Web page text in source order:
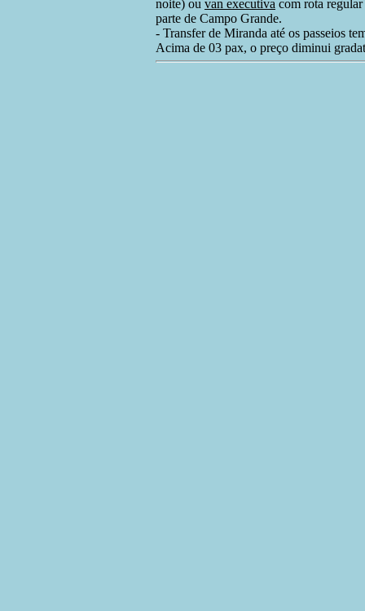
noite) ou van executiva com rota
parte de Campo Grande.
- Transfer de Miranda até os passeios
Acima de 03 pax, o preço diminui